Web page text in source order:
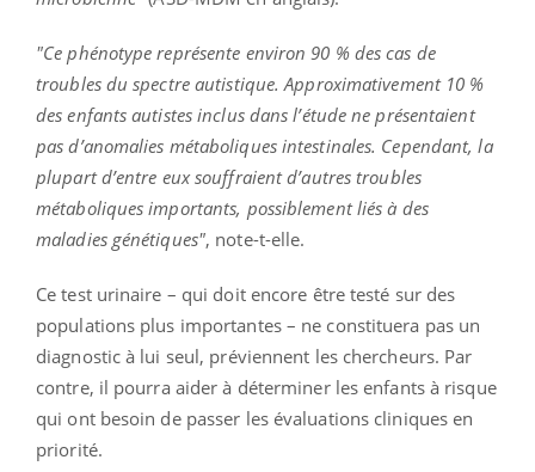
"Ce phénotype représente environ 90 % des cas de
troubles du spectre autistique. Approximativement 10 %
des enfants autistes inclus dans l’étude ne présentaient
pas d’anomalies métaboliques intestinales. Cependant, la
plupart d’entre eux souffraient d’autres troubles
métaboliques importants, possiblement liés à des
maladies génétiques", note-t-elle.
Ce test urinaire – qui doit encore être testé sur des
populations plus importantes – ne constituera pas un
diagnostic à lui seul, préviennent les chercheurs. Par
contre, il pourra aider à déterminer les enfants à risque
qui ont besoin de passer les évaluations cliniques en
priorité.